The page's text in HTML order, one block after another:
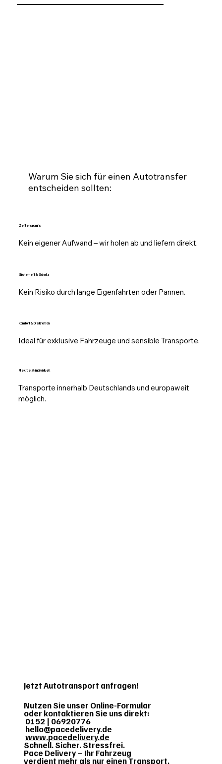
Nutzen Sie unser Online-Formular
oder kontaktieren Sie uns direkt:
0152 | 06920776
hello@pacedelivery.de
www.pacedelivery.de
Schnell. Sicher. Stressfrei.
Pace Delivery – Ihr Fahrzeug
verdient ​mehr als nur einen Transport.
Jetzt Autotransport anfragen!
Warum Sie sich für einen Autotransfer
entscheiden sollten:
Kein eigener Aufwand – wir holen ab und liefern direkt.
Zeitersparnis
Kein Risiko durch lange Eigenfahrten oder Pannen.
Sicherheit & Schutz
Ideal für exklusive Fahrzeuge und sensible Transporte.
Komfort & Diskretion
Transporte innerhalb Deutschlands und europaweit
möglich.
Flexibel & individuell